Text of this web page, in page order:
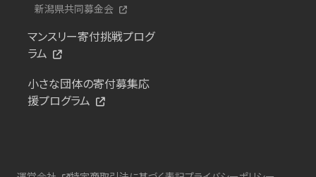
新潟県共同募金会
マンスリー寄付挑戦プログ
ラム
小さな団体の寄付募集応
援プログラム